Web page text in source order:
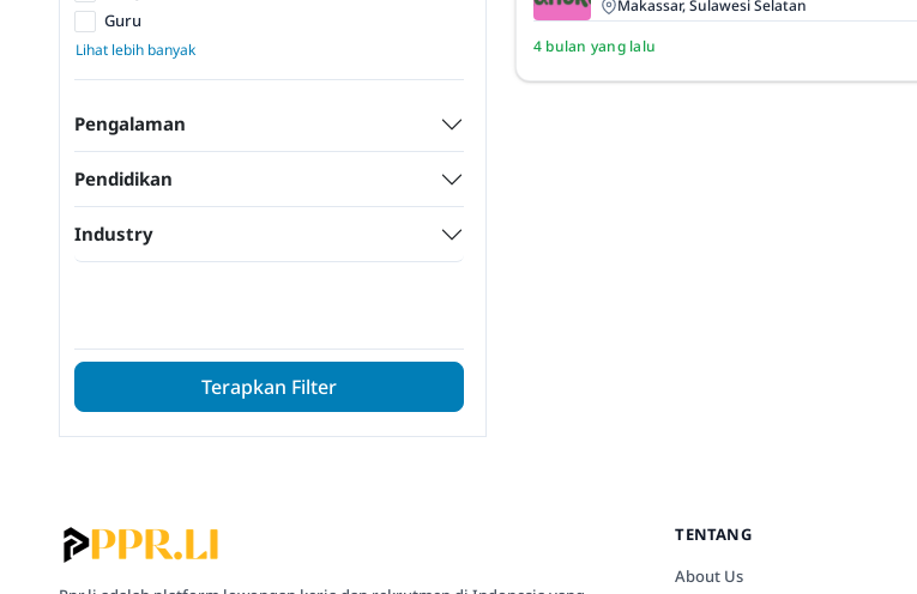
Guru
Lihat lebih banyak
Pengalaman
Pendidikan
Industry
Terapkan Filter
Makassar, Sulawesi Selatan
4 bulan yang lalu
TENTANG
About Us